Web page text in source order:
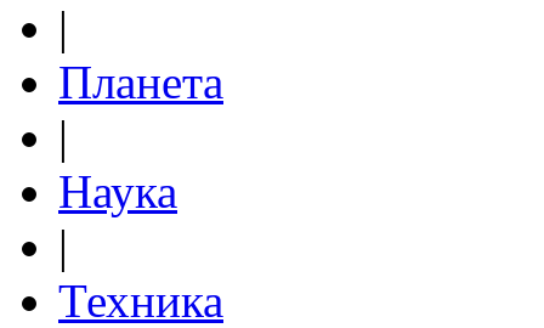
|
Планета
|
Наука
|
Техника